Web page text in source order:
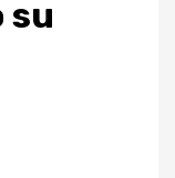
su